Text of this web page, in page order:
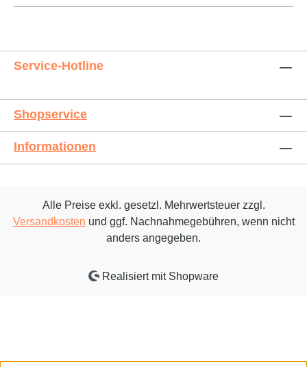
Service-Hotline
Shopservice
Informationen
Alle Preise exkl. gesetzl. Mehrwertsteuer zzgl.
Versandkosten und ggf. Nachnahmegebühren, wenn nicht
anders angegeben.
Realisiert mit Shopware